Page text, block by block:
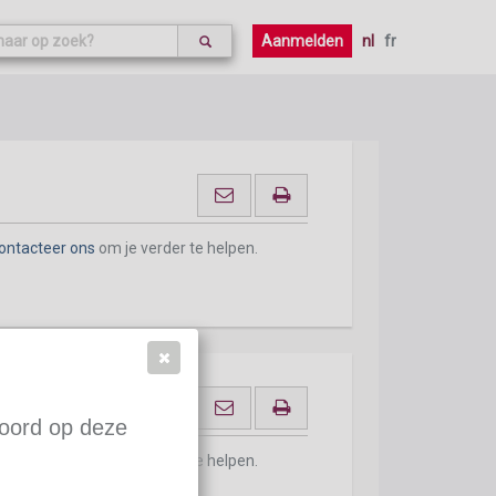
Aanmelden nl fr
ons om je verder te helpen.
om je verder te helpen.
op deze